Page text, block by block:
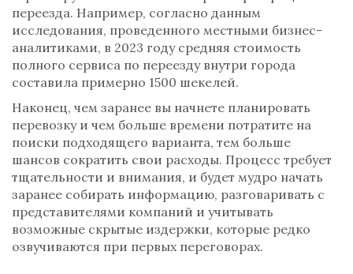
переезда. Например, согласно данным
исследования, проведенного местными бизнес-
аналитиками, в 2023 году средняя стоимость
полного сервиса по переезду внутри города
составила примерно 1500 шекелей.
Наконец, чем заранее вы начнете планировать
перевозку и чем больше времени потратите на
поиски подходящего варианта, тем больше
шансов сократить свои расходы. Процесс требует
тщательности и внимания, и будет мудро начать
заранее собирать информацию, разговаривать с
представителями компаний и учитывать
возможные скрытые издержки, которые редко
озвучиваются при первых переговорах.